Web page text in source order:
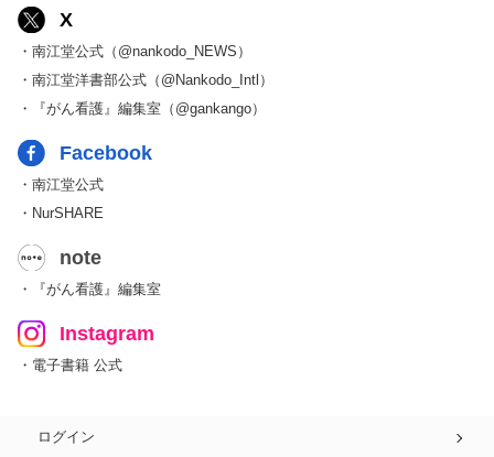
X
・南江堂公式（@nankodo_NEWS）
・南江堂洋書部公式（@Nankodo_Intl）
・『がん看護』編集室（@gankango）
Facebook
・南江堂公式
・NurSHARE
note
・『がん看護』編集室
Instagram
・電子書籍 公式
ログイン